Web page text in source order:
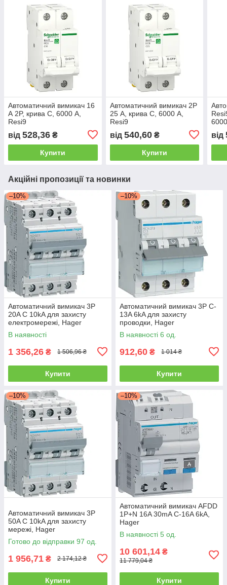
Автоматичний вимикач 16
А 2P, крива C, 6000 А,
Resi9
від 528,36 ₴
Купити
Автоматичний вимикач 2P
25 А, крива C, 6000 А,
Resi9
від 540,60₴
Купити
від
Акційні пропозиції та новинки
–10%
Автоматичний вимикач 3P
20A C 10kA для захисту
електромережі, Hager
В наявності
1 356,26 ₴ 1 506,96 ₴
Купити
–10%
Автоматичний вимикач 3P C-
13A 6kA для захисту
проводки, Hager
В наявності 6 од.
912,60 ₴ 1 014 ₴
Купити
–10%
Автоматичний вимикач 3P
50A C 10kA для захисту
мережі, Hager
Готово до відправки 97 од.
1 956,71 ₴ 2 174,12 ₴
Купити
–10%
Автоматичний вимикач AFDD
1P+N 16A 30mA C-16A 6kA,
Hager
В наявності 5 од.
10 601,14 ₴
11 779,04 ₴
Купити